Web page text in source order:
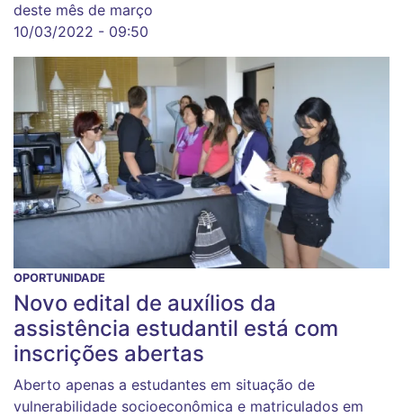
deste mês de março
10/03/2022 - 09:50
OPORTUNIDADE
Novo edital de auxílios da
assistência estudantil está com
inscrições abertas
Aberto apenas a estudantes em situação de
vulnerabilidade socioeconômica e matriculados em